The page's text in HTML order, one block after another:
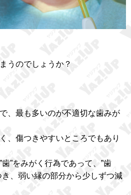
うのでしょうか？
、最も多いのが不適切な歯みが
、傷つきやすいところでもあり
”をみがく行為であって、”歯
、弱い縁の部分から少しずつ減